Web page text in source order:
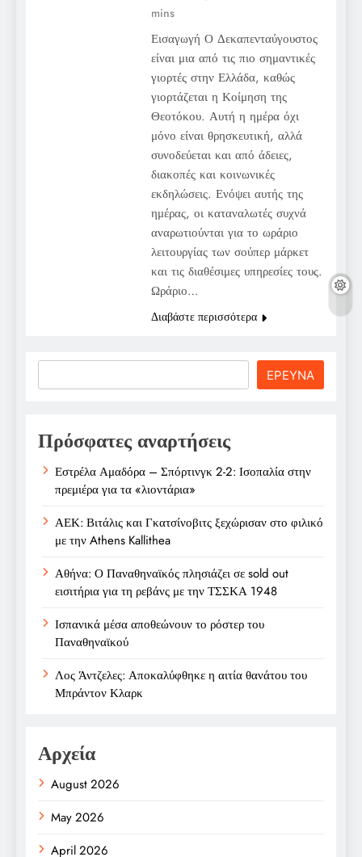
mins
Εισαγωγή Ο Δεκαπενταύγουστος
είναι μια από τις πιο σημαντικές
γιορτές στην Ελλάδα, καθώς
γιορτάζεται η Κοίμηση της
Θεοτόκου. Αυτή η ημέρα όχι
μόνο είναι θρησκευτική, αλλά
συνοδεύεται και από άδειες,
διακοπές και κοινωνικές
εκδηλώσεις. Ενόψει αυτής της
ημέρας, οι καταναλωτές συχνά
αναρωτιούνται για το ωράριο
λειτουργίας των σούπερ μάρκετ
και τις διαθέσιμες υπηρεσίες τους.
Ωράριο…
Διαβάστε περισσότερα
ΕΡΕΥΝΑ
Πρόσφατες αναρτήσεις
Εστρέλα Αμαδόρα – Σπόρτινγκ 2-2: Ισοπαλία στην
πρεμιέρα για τα «λιοντάρια»
ΑΕΚ: Βιτάλις και Γκατσίνοβιτς ξεχώρισαν στο φιλικό
με την Athens Kallithea
Αθήνα: Ο Παναθηναϊκός πλησιάζει σε sold out
εισιτήρια για τη ρεβάνς με την ΤΣΣΚΑ 1948
Ισπανικά μέσα αποθεώνουν το ρόστερ του
Παναθηναϊκού
Λος Άντζελες: Αποκαλύφθηκε η αιτία θανάτου του
Μπράντον Κλαρκ
Αρχεία
August 2026
May 2026
April 2026